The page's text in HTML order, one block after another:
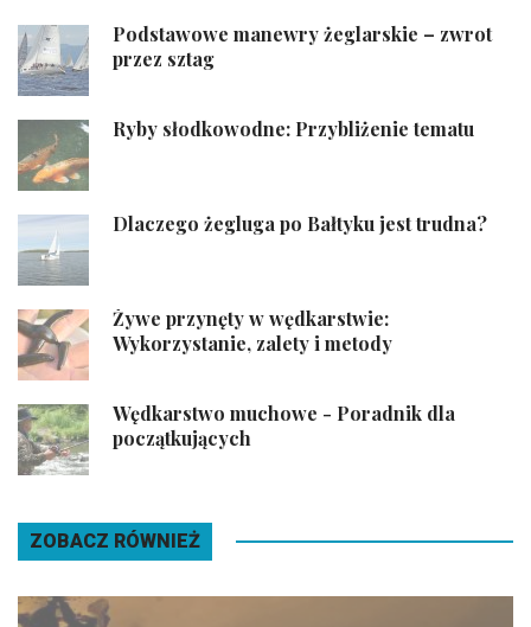
Podstawowe manewry żeglarskie – zwrot
przez sztag
Ryby słodkowodne: Przybliżenie tematu
Dlaczego żegluga po Bałtyku jest trudna?
Żywe przynęty w wędkarstwie:
Wykorzystanie, zalety i metody
Wędkarstwo muchowe - Poradnik dla
początkujących
ZOBACZ RÓWNIEŻ